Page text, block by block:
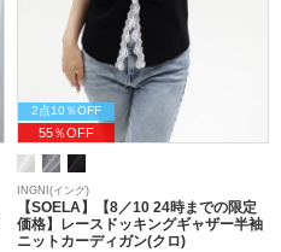
2点10％OFF
55％OFF
INGNI(イング)
【SOELA】【8／10 24時までの限定
価格】レースドッキングギャザー半袖
ニットカーディガン(クロ)